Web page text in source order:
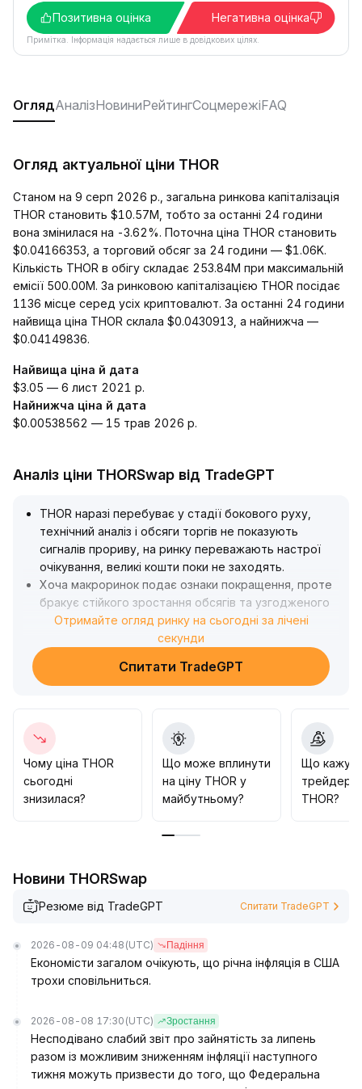
Позитивна оцінка
Негативна оцінка
Примітка. Інформація надається лише в довідкових цілях.
ОглядАналізНовиниРейтингСоцмережіFAQ
Огляд актуальної ціни THOR
Станом на 9 серп 2026 р., загальна ринкова капіталізація
THOR становить $10.57M, тобто за останні 24 години
вона змінилася на -3.62%. Поточна ціна THOR становить
$0.04166353, а торговий обсяг за 24 години — $1.06K.
Кількість THOR в обігу складає 253.84M при максимальній
емісії 500.00M. За ринковою капіталізацією THOR посідає
1136 місце серед усіх криптовалют. За останні 24 години
найвища ціна THOR склала $0.0430913, а найнижча —
$0.04149836.
Найвища ціна й дата
$3.05 — 6 лист 2021 р.
Найнижча ціна й дата
$0.00538562 — 15 трав 2026 р.
Аналіз ціни THORSwap від TradeGPT
THOR наразі перебуває у стадії бокового руху,
технічний аналіз і обсяги торгів не показують
сигналів прориву, на ринку переважають настрої
очікування, великі кошти поки не заходять.
Хоча макроринок подає ознаки покращення, проте
бракує стійкого зростання обсягів та узгодженого
підйому ціни, що підтверджує новий тренд.
Короткостроково очікується рух у діапазоні;
рекомендовано зберігати обережність, стежити за
підтримкою і опором у межах 1.
впевненого прориву
Отримайте огляд ринку на сьогодні за лічені
секунди
Спитати TradeGPT
Чому ціна THOR
сьогодні
знизилася?
Що може вплинути
на ціну THOR у
майбутньому?
Що
трейдери
THOR?
Новини THORSwap
Резюме від TradeGPT Спитати TradeGPT
2026-08-09 04:48 (UTC) Падіння
Економісти загалом очікують, що річна інфляція в США
трохи сповільниться.
2026-08-08 17:30 (UTC) Зростання
Несподівано слабий звіт про зайнятість за липень
разом із можливим зниженням інфляції наступного
тижня можуть призвести до того, що Федеральна